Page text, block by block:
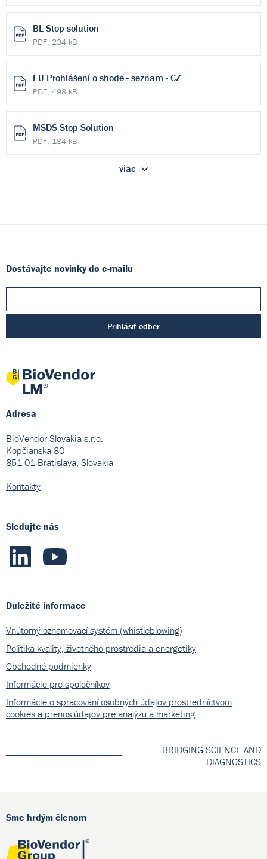
BL Stop solution
PDF, 234 kB
EU Prohlášení o shodě - seznam - CZ
PDF, 498 kB
MSDS Stop Solution
PDF, 184 kB
viac
Dostávajte novinky do e-mailu
Prihlásiť odber
Adresa
BioVendor Slovakia s.r.o.
Kopčianska 80
851 01 Bratislava, Slovakia
Kontakty
Sledujte nás
Důležité informace
Vnútorný oznamovací systém (whistleblowing)
Politika kvality, životného prostredia a energetiky
Obchodné podmienky
Informácie pre spoločníkov
Informácie o spracovaní osobných údajov prostredníctvom
cookies a prenos údajov pre analýzu a marketing
BRIDGING SCIENCE AND
DIAGNOSTICS
Sme hrdým členom